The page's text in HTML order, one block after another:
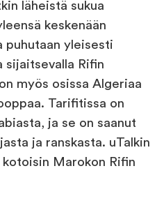
läheistä sukua
keskenään
yleisesti
sijaitsevalla Rifin
myös osissa Algeriaa
Tarifitissa on
ja se on saanut
ja ranskasta. uTalkin
Marokon Rifin